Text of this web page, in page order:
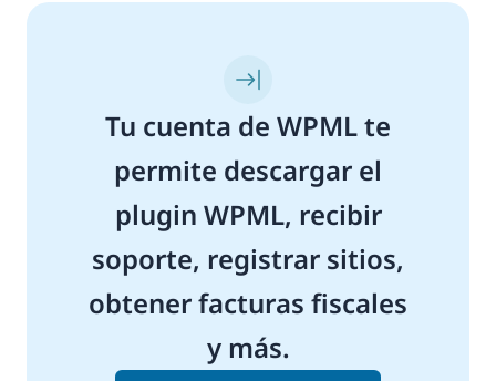
Tu cuenta de WPML te
permite descargar el
plugin WPML, recibir
soporte, registrar sitios,
obtener facturas fiscales
y más.